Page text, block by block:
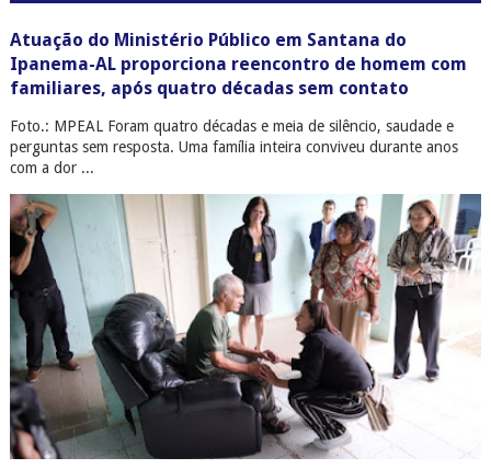
Atuação do Ministério Público em Santana do
Ipanema-AL proporciona reencontro de homem com
familiares, após quatro décadas sem contato
Foto.: MPEAL Foram quatro décadas e meia de silêncio, saudade e
perguntas sem resposta. Uma família inteira conviveu durante anos
com a dor ...